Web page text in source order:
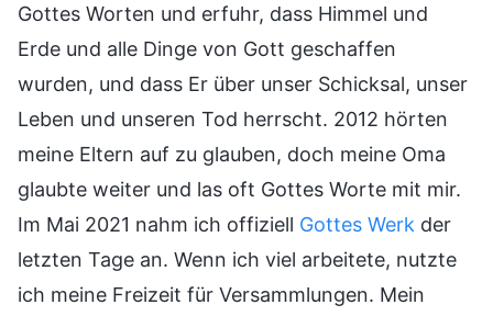
Gottes Worten und erfuhr, dass Himmel und
Erde und alle Dinge von Gott geschaffen
wurden, und dass Er über unser Schicksal, unser
Leben und unseren Tod herrscht. 2012 hörten
meine Eltern auf zu glauben, doch meine Oma
glaubte weiter und las oft Gottes Worte mit mir.
Im Mai 2021 nahm ich offiziell Gottes Werk der
letzten Tage an. Wenn ich viel arbeitete, nutzte
ich meine Freizeit für Versammlungen. Mein